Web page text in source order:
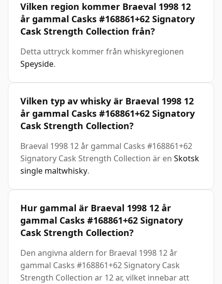
Vilken region kommer Braeval 1998 12
år gammal Casks #168861+62 Signatory
Cask Strength Collection från?
Detta uttryck kommer från whiskyregionen
Speyside.
Vilken typ av whisky är Braeval 1998 12
år gammal Casks #168861+62 Signatory
Cask Strength Collection?
Braeval 1998 12 år gammal Casks #168861+62
Signatory Cask Strength Collection är en Skotsk
single maltwhisky.
Hur gammal är Braeval 1998 12 år
gammal Casks #168861+62 Signatory
Cask Strength Collection?
Den angivna aldern for Braeval 1998 12 år
gammal Casks #168861+62 Signatory Cask
Strength Collection ar 12 ar, vilket innebar att